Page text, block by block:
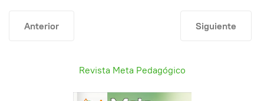
Artículo anterior: Circulares Paro Nacional Permanente-
Anterior Artículo
Siguiente
Revista Meta Pedagógico